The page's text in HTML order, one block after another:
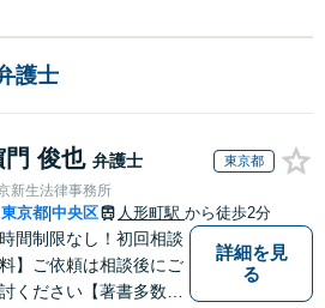
護士
門 俊也 弁護士 東京都
新生法律事務所
東京都 中央区 人形町駅 から徒歩2分
時間制限なし！初回相談
】ご依頼は相談後にご
ください【著書多数】
詳細を見
る